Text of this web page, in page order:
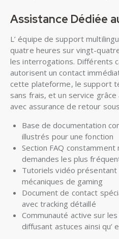
Assistance Dédiée
L’ équipe de support
quatre heures sur vingt-
les interrogations. Différents
autorisent un contact
cette plateforme, le support
sans frais, et un service
avec assurance de retour
Base de documentation
illustrés pour une fonction
Section FAQ
demandes les plus
Tutoriels vidéo
mécaniques de gaming
Document de contact
avec tracking détaillé
Communauté active sur
diffusant astuces ainsi qu’